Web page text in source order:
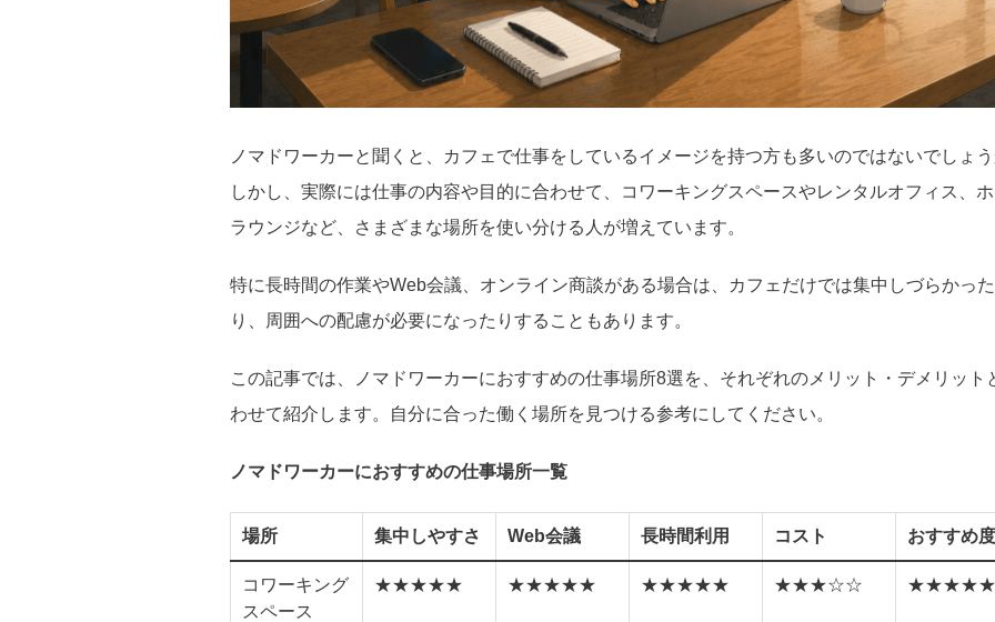
ノマドワーカーと聞くと、カフェで仕事をしているイメージを持つ方も多いのではないでしょ
しかし、実際には仕事の内容や目的に合わせて、コワーキングスペースやレンタルオフィス、
ラウンジなど、さまざまな場所を使い分ける人が増えています。
特に長時間の作業やWeb会議、オンライン商談がある場合は、カフェだけでは集中しづらかった
り、周囲への配慮が必要になったりすることもあります。
この記事では、ノマドワーカーにおすすめの仕事場所8選を、それぞれのメリット・デメリット
わせて紹介します。自分に合った働く場所を見つける参考にしてください。
ノマドワーカーにおすすめの仕事場所一覧
場所 集中しやすさ Web会議 長時間利用 コスト おすすめ度
コワーキング
スペース
★★★★★ ★★★★★ ★★★★★ ★★★☆☆ ★★★★★